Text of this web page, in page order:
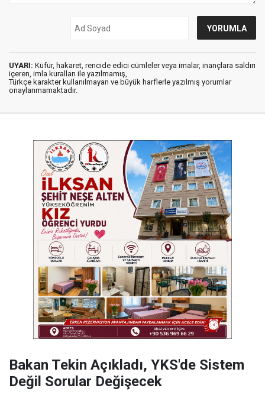
UYARI: Küfür, hakaret, rencide edici cümleler veya imalar, inançlara saldırı
içeren, imla kuralları ile yazılmamış,
Türkçe karakter kullanılmayan ve büyük harflerle yazılmış yorumlar
onaylanmamaktadır.
Bakan Tekin Açıkladı, YKS'de Sistem
Değil Sorular Değişecek